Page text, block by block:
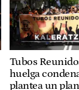
Tubos
huelga
plantea un